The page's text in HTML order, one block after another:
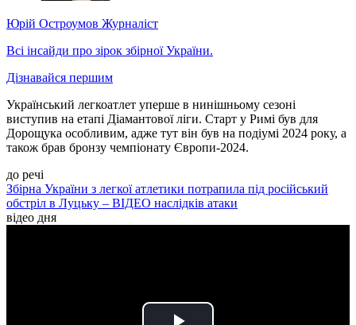
Юрій Остроумов Журналіст
Всі інсайди про зірок збірної України.
Дізнавайся першим
Український легкоатлет уперше в нинішньому сезоні
виступив на етапі Діамантової ліги. Старт у Римі був для
Дорощука особливим, адже тут він був на подіумі 2024 року, а
також брав бронзу чемпіонату Європи-2024.
до речі
Збірна України з легкої атлетики потрапила під російський
обстріл в Луцьку – ВІДЕО наслідків атаки
відео дня